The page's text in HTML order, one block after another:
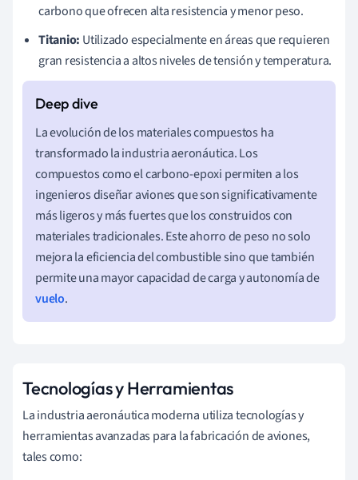
carbono que ofrecen alta resistencia y menor peso.
Titanio: Utilizado especialmente en áreas que requieren
gran resistencia a altos niveles de tensión y temperatura.
La evolución de los materiales compuestos ha
transformado la industria aeronáutica. Los
compuestos como el carbono-epoxi permiten a los
ingenieros diseñar aviones que son significativamente
más ligeros y más fuertes que los construidos con
materiales tradicionales. Este ahorro de peso no solo
mejora la eficiencia del combustible sino que también
permite una mayor capacidad de carga y autonomía de
vuelo.
Tecnologías y Herramientas
La industria aeronáutica moderna utiliza tecnologías y
herramientas avanzadas para la fabricación de aviones,
tales como: